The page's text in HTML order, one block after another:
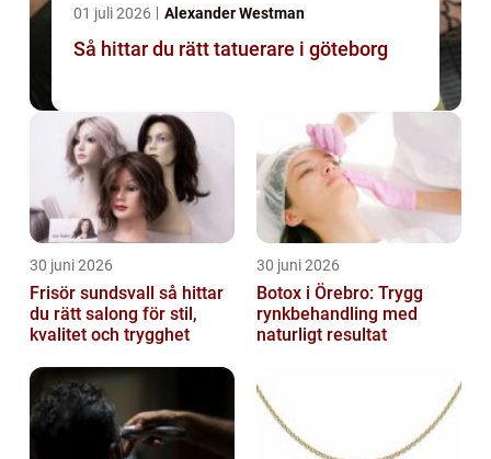
01 juli 2026 Alexander Westman
Så hittar du rätt tatuerare i göteborg
30 juni 2026
Frisör sundsvall så hittar
du rätt salong för stil,
kvalitet och trygghet
30 juni 2026
Botox i Örebro: Trygg
rynkbehandling med
naturligt resultat